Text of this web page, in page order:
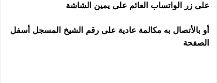
على زر الواتساب العائم على يمين الشاشة
أو بالأتصال به مكالمة عادية على رقم الشيخ المسجل أسفل
الصفحة